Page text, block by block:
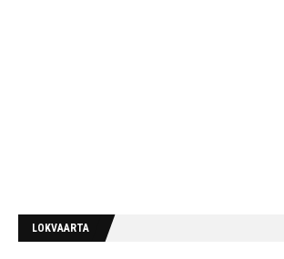
LOKVAARTA